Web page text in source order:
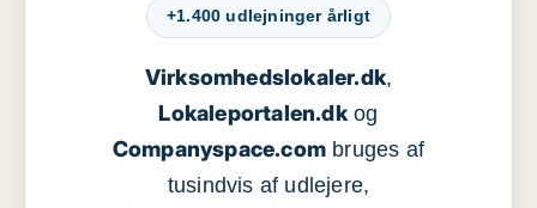
+1.400 udlejninger årligt
Virksomhedslokaler.dk,
Lokaleportalen.dkog
Companyspace.com bruges af
tusindvis af udlejere,